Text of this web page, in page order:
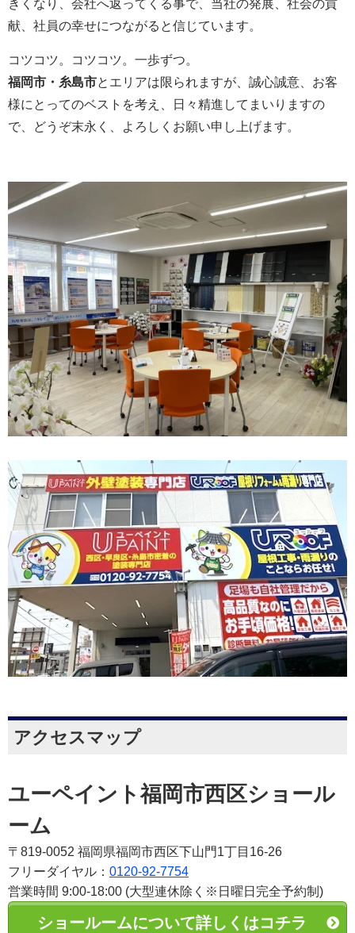
きくなり、会社へ返ってくる事で、当社の発展、社会の貢
献、社員の幸せにつながると信じています。
コツコツ。コツコツ。一歩ずつ。
福岡市・糸島市とエリアは限られますが、誠心誠意、お客
様にとってのベストを考え、日々精進してまいりますの
で、どうぞ末永く、よろしくお願い申し上げます。
アクセスマップ
ユーペイント福岡市西区ショール
ーム
〒819-0052 福岡県福岡市西区下山門1丁目16-26
フリーダイヤル： 0120-92-7754
営業時間 9:00-18:00 (大型連休除く※日曜日完全予約制)
ショールームについて詳しくはコチラ